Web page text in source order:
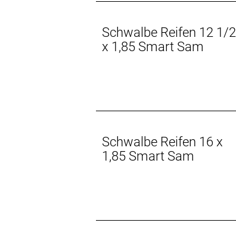
Schwalbe Reifen 12 1/2
x 1,85 Smart Sam
Schwalbe Reifen 16 x
1,85 Smart Sam